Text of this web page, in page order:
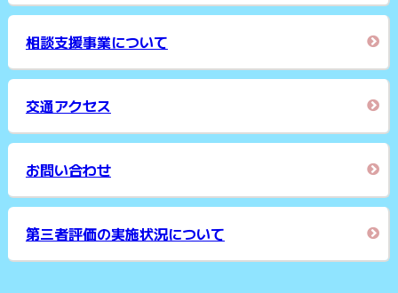
相談支援事業について
交通アクセス
お問い合わせ
第三者評価の実施状況について